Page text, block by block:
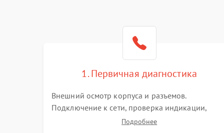
1. Первичная диагностика
Внешний осмотр корпуса и разъемов.
Подключение к сети, проверка индикации,
звуковых сигналов и кодов ошибок. Измерение
Подробнее